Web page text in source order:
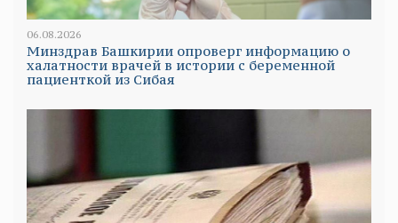
06.08.2026
Минздрав Башкирии опроверг информацию о
халатности врачей в истории с беременной
пациенткой из Сибая